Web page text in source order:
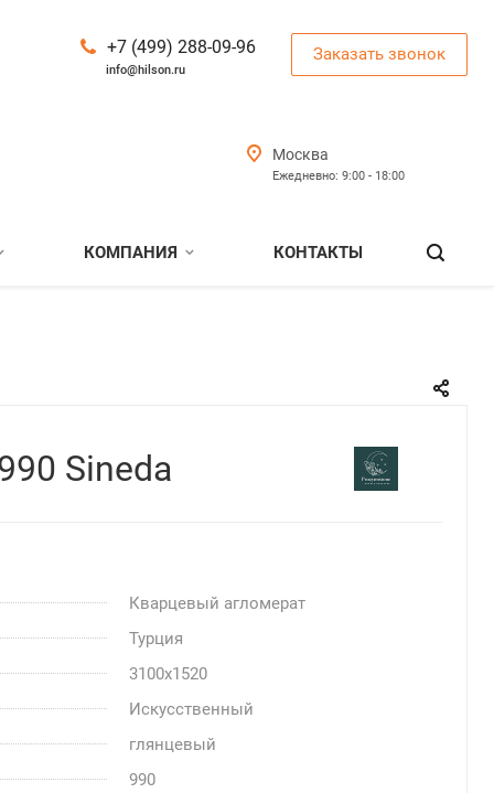
+7 (499) 288-09-96
info@hilson.ru
Заказать звонок
Москва
Ежедневно: 9:00 - 18:00
КОМПАНИЯ КОНТАКТЫ
Sineda
Кварцевый агломерат
Турция
3100x1520
Искусственный
глянцевый
990